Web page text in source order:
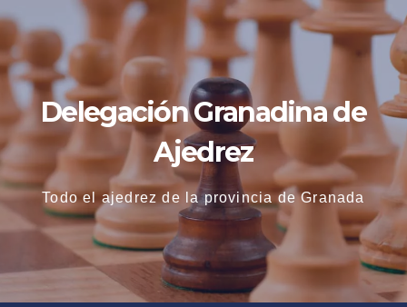
Saltar
contenido
Delegación Granadina de
Ajedrez
Todo el ajedrez de la provincia de Granada